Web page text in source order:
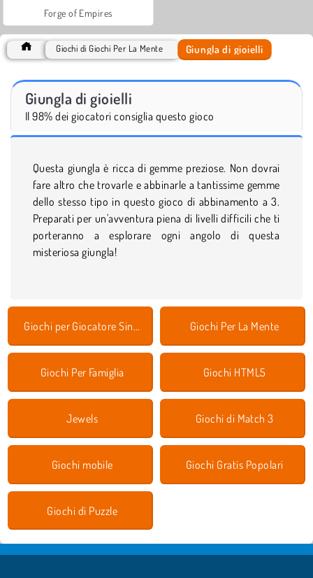
Forge of Empires
Giochi di Giochi Per La Mente Giungla di gioielli
Giungla di gioielli
Il 98% dei giocatori consiglia questo gioco
Questa giungla è ricca di gemme preziose. Non dovrai
fare altro che trovarle e abbinarle a tantissime gemme
dello stesso tipo in questo gioco di abbinamento a 3.
Preparati per un'avventura piena di livelli difficili che ti
porteranno a esplorare ogni angolo di questa
misteriosa giungla!
Giochi per Giocatore Singolo Giochi Per La Mente
Giochi Per Famiglia Giochi HTML5
Jewels Giochi di Match 3
Giochi mobile Giochi Gratis Popolari
Giochi di Puzzle